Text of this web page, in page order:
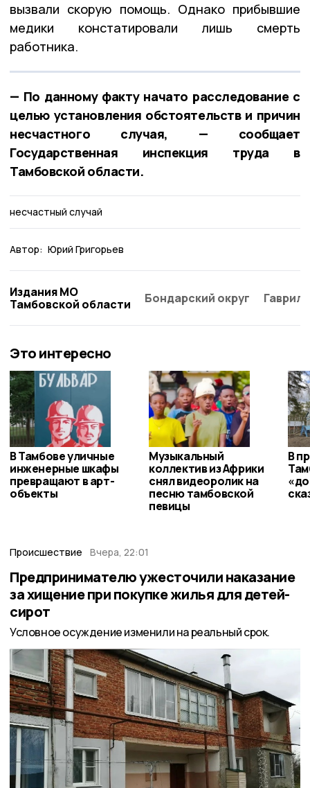
вызвали скорую помощь. Однако прибывшие
медики констатировали лишь смерть
работника.
— По данному факту начато расследование с
целью установления обстоятельств и причин
несчастного случая, — сообщает
Государственная инспекция труда в
Тамбовской области.
несчастный случай
Автор: Юрий Григорьев
Издания МО
Тамбовской области
Бондарский округ
Это интересно
В Тамбове уличные
инженерные шкафы
превращают в арт-
объекты
Музыкальный
коллектив из Африки
снял видеоролик на
песню тамбовской
певицы
В
Происшествие Вчера, 22:01
Предпринимателю ужесточили наказание
за хищение при покупке жилья для детей-
сирот
Условное осуждение изменили на реальный срок.